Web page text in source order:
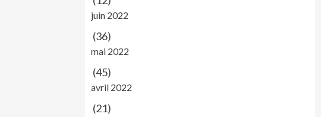
juin 2022
(36)
mai 2022
(45)
avril 2022
(21)